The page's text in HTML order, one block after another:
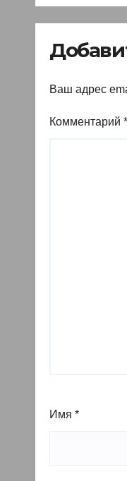
Ваш адрес
Комментарий *
Имя *